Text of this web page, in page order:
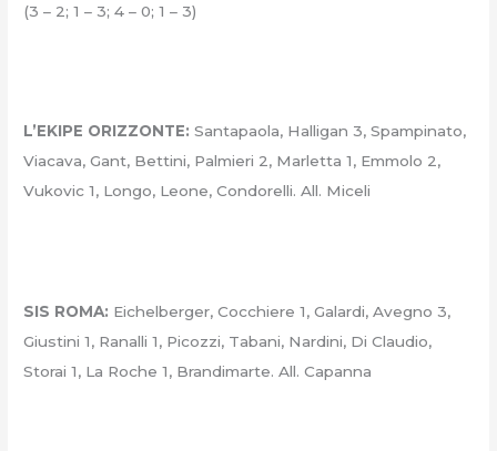
(3 – 2; 1 – 3; 4 – 0; 1 – 3)
L’EKIPE ORIZZONTE: Santapaola, Halligan 3, Spampinato,
Viacava, Gant, Bettini, Palmieri 2, Marletta 1, Emmolo 2,
Vukovic 1, Longo, Leone, Condorelli. All. Miceli
SIS ROMA: Eichelberger, Cocchiere 1, Galardi, Avegno 3,
Giustini 1, Ranalli 1, Picozzi, Tabani, Nardini, Di Claudio,
Storai 1, La Roche 1, Brandimarte. All. Capanna